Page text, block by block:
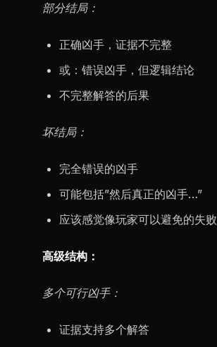
部分结局：
正确凶手，证据不完整
或：错误凶手，但逻辑结论
不完整解答的后果
坏结局：
完全错误的凶手
可能包括”然后真正的凶手…”
应该感觉像玩家可以避免的失败
高级结构：
多个可行凶手：
证据支持多个解答